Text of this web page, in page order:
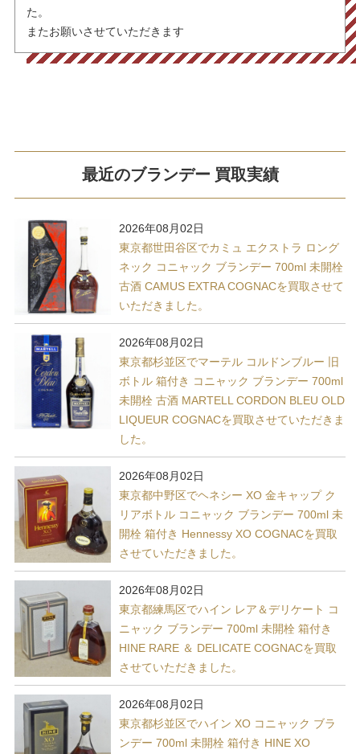
た。
またお願いさせていただきます
最近のブランデー 買取実績
2026年08月02日
東京都世田谷区でカミュ エクストラ ロング
ネック コニャック ブランデー 700ml 未開栓
古酒 CAMUS EXTRA COGNACを買取させて
いただきました。
2026年08月02日
東京都杉並区でマーテル コルドンブルー 旧
ボトル 箱付き コニャック ブランデー 700ml
未開栓 古酒 MARTELL CORDON BLEU OLD
LIQUEUR COGNACを買取させていただきま
した。
2026年08月02日
東京都中野区でヘネシー XO 金キャップ ク
リアボトル コニャック ブランデー 700ml 未
開栓 箱付き Hennessy XO COGNACを買取
させていただきました。
2026年08月02日
東京都練馬区でハイン レア＆デリケート コ
ニャック ブランデー 700ml 未開栓 箱付き
HINE RARE ＆ DELICATE COGNACを買取
させていただきました。
2026年08月02日
東京都杉並区でハイン XO コニャック ブラ
ンデー 700ml 未開栓 箱付き HINE XO